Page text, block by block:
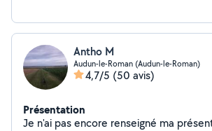
Antho M
Audun-le-Roman (Audun-le-Roman)
4,7/5 (50 avis)
Présentation
Je n'ai pas encore